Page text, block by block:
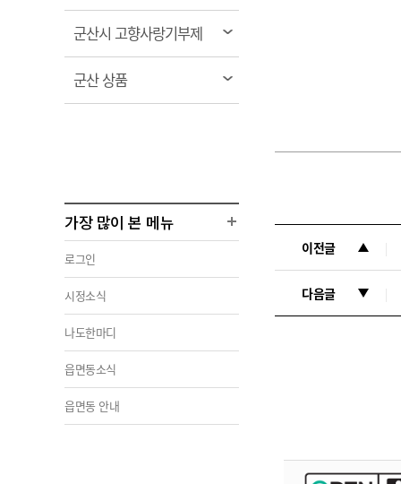
림
군산시 고향사랑기부제열
림
군산 상품열
림
가장 많이 본 메뉴
로그인
시정소식
나도한마디
읍면동소식
읍면동 안내
이전글
다음글